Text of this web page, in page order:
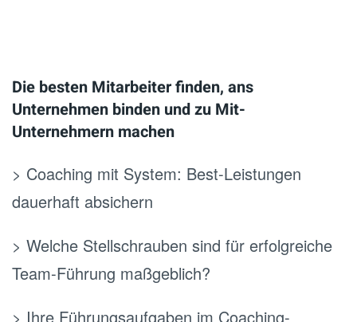
Die besten Mitarbeiter finden, ans
Unternehmen binden und zu Mit-
Unternehmern machen
> Coaching mit System: Best-Leistungen
dauerhaft absichern
> Welche Stellschrauben sind für erfolgreiche
Team-Führung maßgeblich?
> Ihre Führungsaufgaben im Coaching-